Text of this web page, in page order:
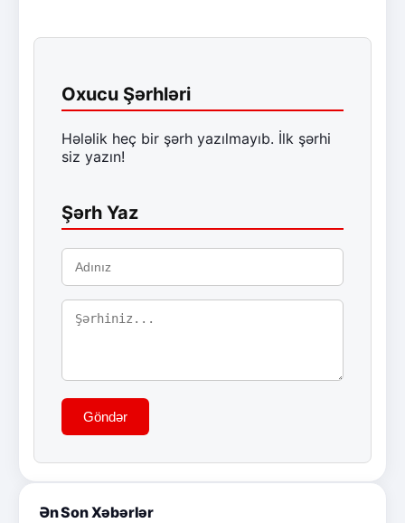
Oxucu Şərhləri
Hələlik heç bir şərh yazılmayıb. İlk şərhi
siz yazın!
Şərh Yaz
Göndər
Ən Son Xəbərlər